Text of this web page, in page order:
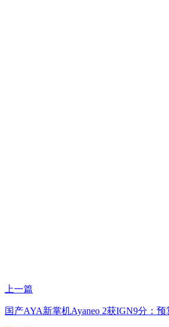
上一篇
国产AYA新掌机Ayaneo 2获IGN9分：预